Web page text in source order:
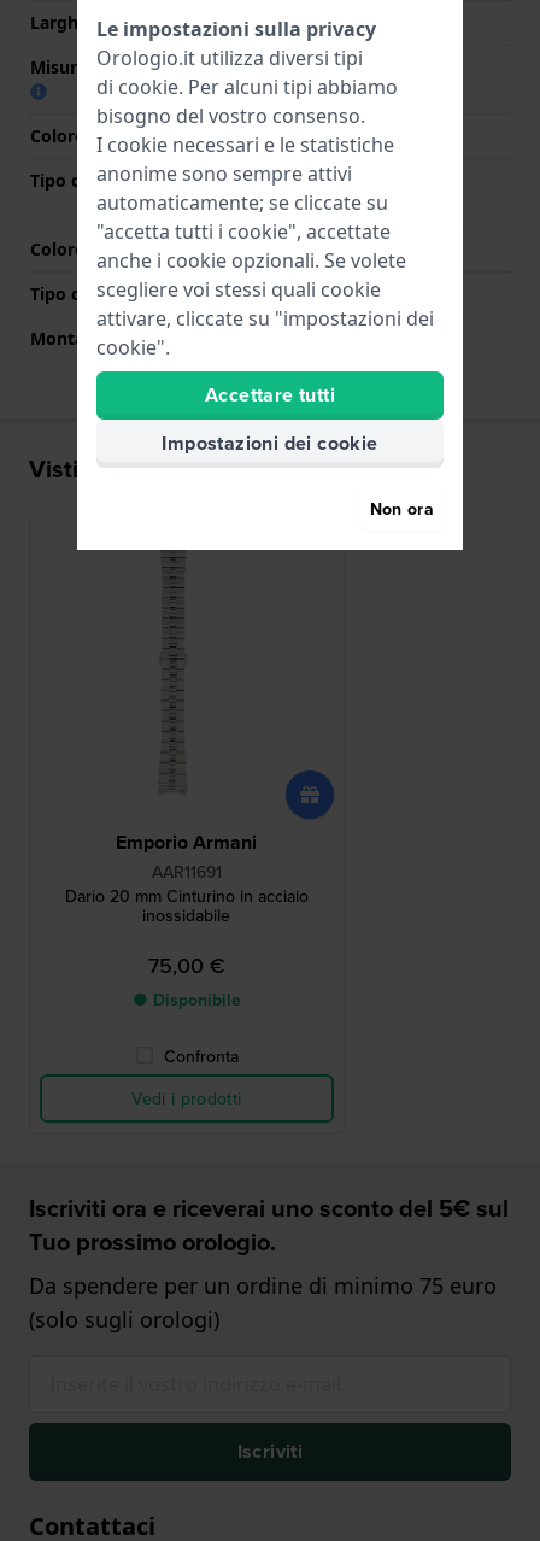
Larghezza tra Anse
20 mm
Misura cinturino alla fibbia
16 mm
Colore cinturino
Argento
Tipo di chiusura
Chiusura a farfalla con
bottoni
Colore Chiusura
Argento
Tipo di montatura
Perni a molla
Montatura dritta
Visti di recente
Emporio Armani
AAR11691
Dario 20 mm Cinturino in acciaio
inossidabile
75,00 €
● Disponibile
Confronta
Vedi i prodotti
Iscriviti ora e riceverai uno sconto del 5€ sul
Tuo prossimo orologio.
Da spendere per un ordine di minimo 75 euro
(solo sugli orologi)
Iscriviti
Contattaci
Le impostazioni sulla privacy
Orologio.it utilizza diversi tipi
di cookie. Per alcuni tipi abbiamo
bisogno del vostro consenso.
I cookie necessari e le statistiche
anonime sono sempre attivi
automaticamente; se cliccate su
"accetta tutti i cookie", accettate
anche i cookie opzionali. Se volete
scegliere voi stessi quali cookie
attivare, cliccate su "impostazioni dei
cookie".
Accettare tutti
Impostazioni dei cookie
Non ora